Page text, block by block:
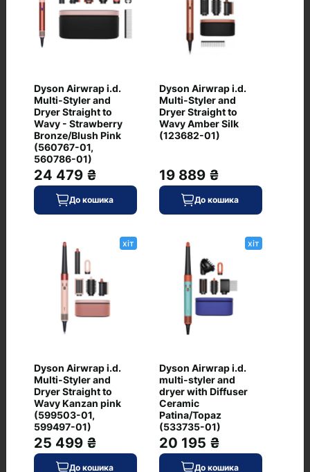
Які умови доставки для Dyson Airwrap
Coanda 2x Multi-styler & Dryer Jasper
Plum (598776-01) (Global Version)
Яка ціна Dyson Airwrap Coanda 2x Multi-
styler & Dryer Jasper Plum (598776-01)
(Global Version)
Рекомендовані товари
В наявності
Код: K-089152
Dyson Airwrap Coanda 2x
(143161-01) (Global
Version)
0
До кошика
Dyson Airwrap Coanda 2x
Multi-styler & Dryer
Straight to Wavy Ceramic
Pink/Rose Gold (598757-
01) (Global Version)
Dyson Airwrap i.d.
Multi-Styler and
Dryer Straight to
Wavy - Strawberry
Bronze/Blush Pink
(560767-01,
560786-01)
24 479 ₴
До кошика
Dyson Airwrap i.d.
Multi-Styler and
Dryer Straight to
Wavy Amber Silk
(123682-01)
19 889 ₴
До кошика
хіт
Dyson Airwrap i.d.
Multi-Styler and
Dryer Straight to
Wavy Kanzan pink
(599503-01,
599497-01)
25 499 ₴
До кошика
хіт
Dyson Airwrap i.d.
multi-styler and
dryer with Diffuser
Ceramic
Patina/Topaz
(533735-01)
20 195 ₴
До кошика